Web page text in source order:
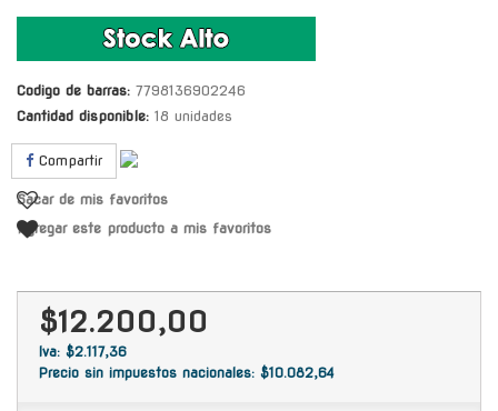
Codigo de barras: 7798136902246
Cantidad disponible: 18 unidades
Compartir
Sacar de mis favoritos
Agregar este producto a mis favoritos
$12.200,00
Iva: $2.117,36
Precio sin impuestos nacionales: $10.082,64